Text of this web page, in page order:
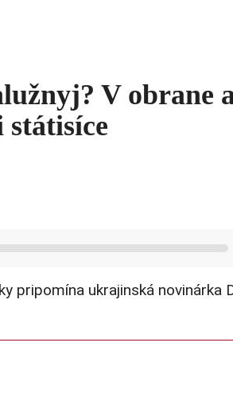
V obrane
pripomína ukrajinská novinárka